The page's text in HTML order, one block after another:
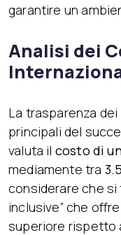
garantire un
Analisi dei
La trasparenza
principali del
valuta il costo di
mediamente tra
considerare che
inclusive” che
superiore rispetto